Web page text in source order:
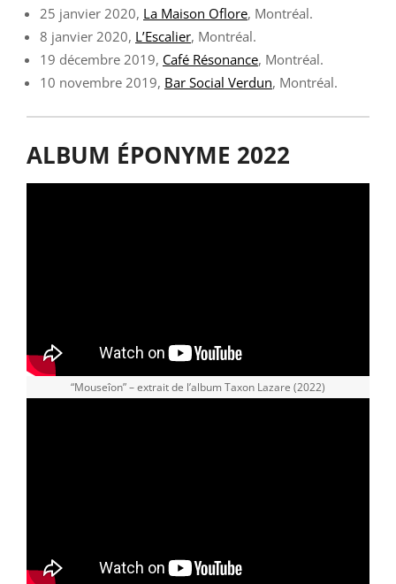
25 janvier 2020, La Maison Oflore, Montréal.
8 janvier 2020, L’Escalier, Montréal.
19 décembre 2019, Café Résonance, Montréal.
10 novembre 2019, Bar Social Verdun, Montréal.
ALBUM ÉPONYME 2022
“Mouseîon” – extrait de l’album Taxon Lazare (2022)